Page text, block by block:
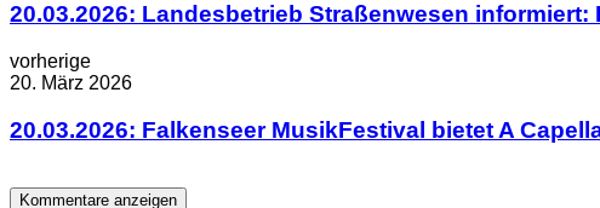
20.03.2026: Landesbetrieb Straßenwesen
vorherige
20. März 2026
20.03.2026: Falkenseer MusikFestival bietet A
Kommentare anzeigen